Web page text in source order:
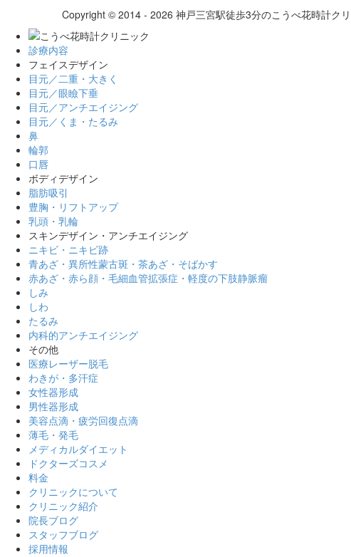
Copyright © 2014 - 2026 神戸三宮駅徒歩3分のこうべ花時計ク
診療内容
フェイスデザイン
目元／二重・大きく
目元／眼瞼下垂
目元／アンチエイジング
目元／くま・たるみ
鼻
輪郭
口唇
ボディデザイン
脂肪吸引
豊胸・リフトアップ
乳頭・乳輪
スキンデザイン・アンチエイジング
ニキビ・ニキビ跡
青あざ・異所性蒙古斑・茶あざ・そばかす
赤あざ・赤ら顔・毛細血管拡張症・軽度の下肢静脈瘤
しみ
しわ
たるみ
内科的アンチエイジング
その他
医療レーザー脱毛
わきが・多汗症
女性器形成
男性器形成
美容点滴・疲労回復点滴
薄毛・発毛
メディカルダイエット
ドクターズコスメ
料金
クリニックについて
クリニック紹介
院長ブログ
スタッフブログ
採用情報